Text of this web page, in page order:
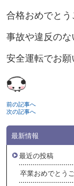
合格おめでと
事故や違反のな
安全運転でお願
前の記事へ
次の記事へ
最新情報
最近の投稿
卒業おめでとう